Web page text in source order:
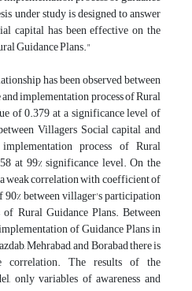
under study is designed to answer
capital has been effective on the
Guidance Plans."
has been observed between
implementation process of Rural
of 0.379 at a significance level of
Villagers Social capital and
process of Rural
at 99% significance level. On the
weak correlation with coefficient of
between villager's participation
Rural Guidance Plans. Between
of Guidance Plans in
Mehrabad, and Borabad there is
correlation. The results of the
only variables of awareness and